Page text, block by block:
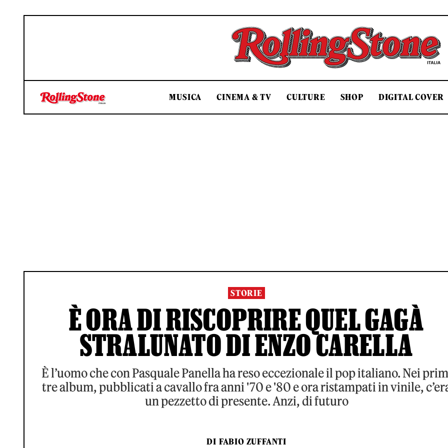
Rolling Stone Italia
MUSICA CINEMA & TV CULTURE SHOP DIGITAL COVER
STORIE
È ORA DI RISCOPRIRE QUEL GAGÀ
STRALUNATO DI ENZO CARELLA
È l’uomo che con Pasquale Panella ha reso eccezionale il pop italiano. Nei
tre album, pubblicati a cavallo fra anni '70 e '80 e ora ristampati in vinile,
un pezzetto di presente. Anzi, di futuro
DI FABIO ZUFFANTI